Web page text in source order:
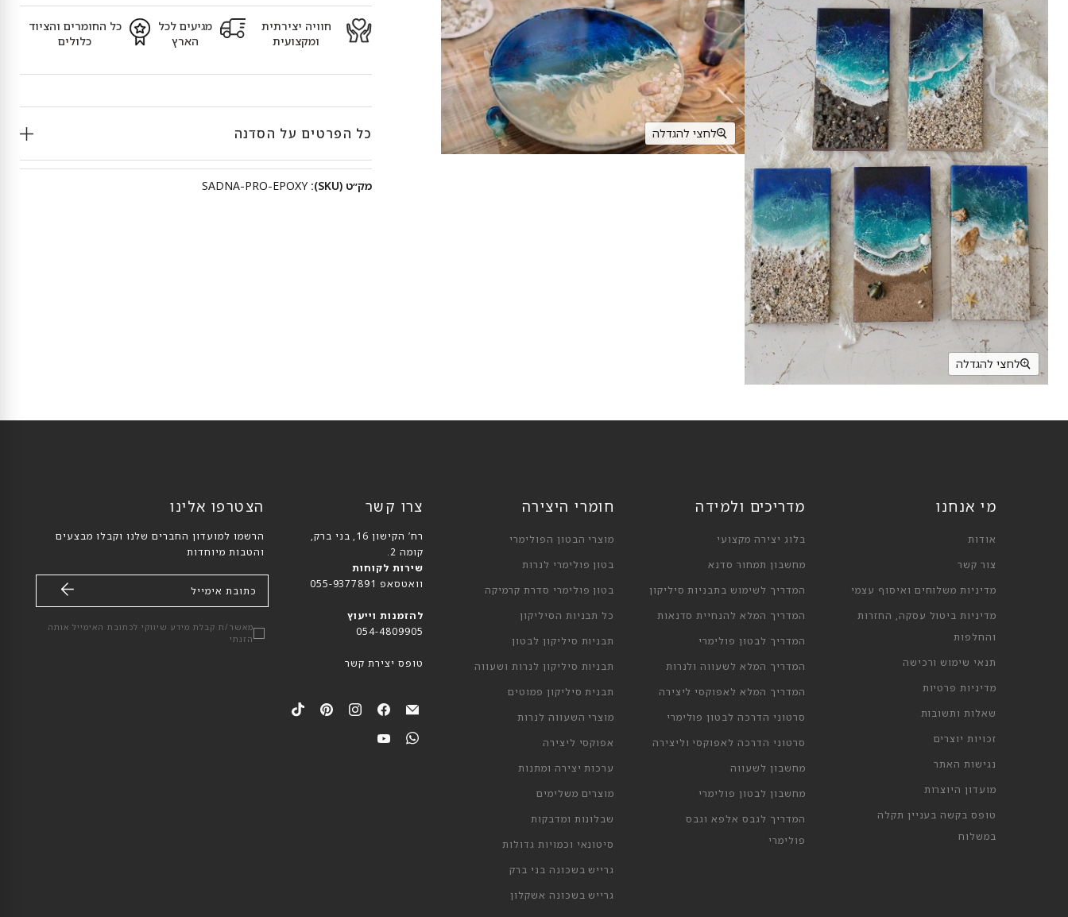
לחצי להגדלה
לחצי להגדלה
חוויה יצירתית
ומקצועית
מגיעים לכל
הארץ
כל החומרים והציוד
כלולים
כל הפרטים על הסדנה
מק״ט (SKU): SADNA-PRO-EPOXY
מי אנחנו
אודות
צור קשר
מדיניות משלוחים ואיסוף עצמי
מדיניות ביטול עסקה, החזרות
והחלפות
תנאי שימוש ורכישה
מדיניות פרטיות
שאלות ותשובות
זכויות יוצרים
נגישות האתר
מועדון היוצרות
טופס בקשה בעניין תקלה
במשלוח
מדריכים ולמידה
בלוג יצירה מקצועי
מחשבון תמחור סדנא
המדריך לשימוש בתבניות סיליקון
המדריך המלא להנחיית סדנאות
המדריך לבטון פולימרי
המדריך המלא לשעווה ולנרות
המדריך המלא לאפוקסי ליצירה
סרטוני הדרכה לבטון פולימרי
סרטוני הדרכה לאפוקסי וליצירה
מחשבון לשעווה
מחשבון לבטון פולימרי
המדריך לגבס אלפא וגבס
פולימרי
חומרי היצירה
מוצרי הבטון הפולימרי
בטון פולימרי לנרות
בטון פולימרי סדרת קרמיקה
כל תבניות הסיליקון
תבניות סיליקון לבטון
תבניות סיליקון לנרות ושעווה
תבנית סיליקון פמוטים
מוצרי השעווה לנרות
אפוקסי ליצירה
ערכות יצירה ומתנות
מוצרים משלימים
שבלונות ומדבקות
סיטונאי וכמויות גדולות
גרייש בשכונה בני ברק
גרייש בשכונה אשקלון
צרו קשר
רח’ הקישון 16, בני ברק,
קומה 2.
שירות לקוחות
וואטסאפ 055-9377891
להזמנות וייעוץ
054-4809905
טופס יצירת קשר
מצאי
ב-אימייל
מצאי
מצאי
מצאי
מצאי
הצטרפו אלינו
הרשמו למועדון החברים שלנו וקבלו מבצעים
והטבות מיוחדות
כתובת אימייל
מאשר/ת קבלת מידע שיווקי לכתובת האימייל אותה
הזנתי